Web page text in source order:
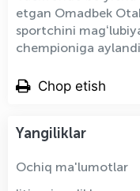
etgan Omadbek
sportchini
chempioniga
Chop etish
Yangiliklar
Ochiq ma'lumotlar